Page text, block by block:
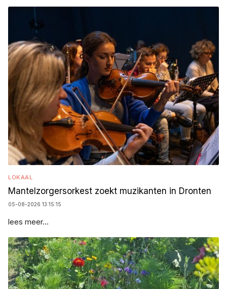
LOKAAL
Mantelzorgersorkest zoekt muzikanten in Dronten
05-08-2026 13:15:15
lees meer...